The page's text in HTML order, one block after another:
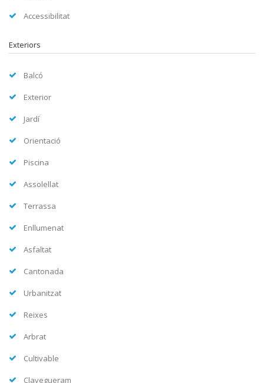
Accessibilitat
Exteriors
Balcó
Exterior
Jardí
Orientació
Piscina
Assolellat
Terrassa
Enllumenat
Asfaltat
Cantonada
Urbanitzat
Reixes
Arbrat
Cultivable
Clavegueram